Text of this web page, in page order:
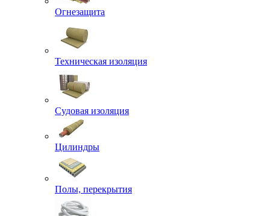
Огнезащита
Техническая изоляция
Судовая изоляция
Цилиндры
Полы, перекрытия